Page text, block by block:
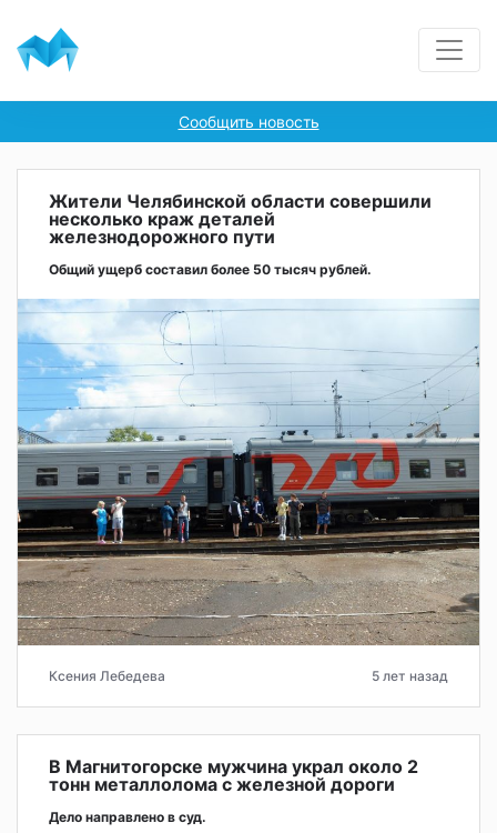
Сообщить новость
Жители Челябинской области совершили
несколько краж деталей
железнодорожного пути
Общий ущерб составил более 50 тысяч рублей.
Ксения Лебедева 5 лет назад
В Магнитогорске мужчина украл около 2
тонн металлолома с железной дороги
Дело направлено в суд.